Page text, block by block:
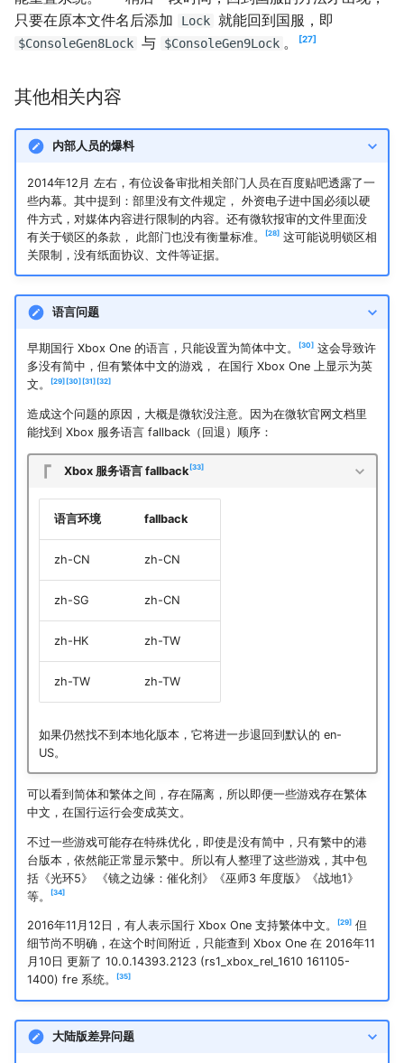
只要在原本文件名后添加
Lock 就能回到国服，即
$ConsoleGen8Lock 与 $ConsoleGen9Lock 。 27
其他相关内容
内部人员的爆料
2014年12月 左右，有位设备审批相关部门人员在百度贴吧透露了一
些内幕。其中提到：部里没有文件规定， 外资电子进中国必须以硬
件方式，对媒体内容进行限制的内容。还有微软报审的文件里面没
有关于锁区的条款， 此部门也没有衡量标准。
28
这可能说明锁区相
关限制，没有纸面协议、文件等证据。
语言问题
早期国行 Xbox One 的语言，只能设置为简体中文。 30
这会导致许
多没有简中，但有繁体中文的游戏， 在国行 Xbox One 上显示为英
文。
29 30 31 32
造成这个问题的原因，大概是微软没注意。因为在微软官网文档里
能找到 Xbox 服务语言 fallback（回退）顺序：
Xbox 服务语言 fallback 33
语言环境 fallback
zh-CN zh-CN
zh-SG zh-CN
zh-HK zh-TW
zh-TW zh-TW
如果仍然找不到本地化版本，它将进一步退回到默认的 en-
US。
可以看到简体和繁体之间，存在隔离，所以即便一些游戏存在繁体
中文，在国行运行会变成英文。
不过一些游戏可能存在特殊优化，即使是没有简中，只有繁中的港
台版本，依然能正常显示繁中。所以有人整理了这些游戏，其中包
括《光环5》 《镜之边缘：催化剂》《巫师3 年度版》《战地1》
等。
34
2016年11月12日，有人表示国行 Xbox One 支持繁体中文。 29
但
细节尚不明确，在这个时间附近，只能查到 Xbox One 在 2016年11
月10日 更新了 10.0.14393.2123 (rs1_xbox_rel_1610 161105-
1400) fre 系统。
35
大陆版差异问题